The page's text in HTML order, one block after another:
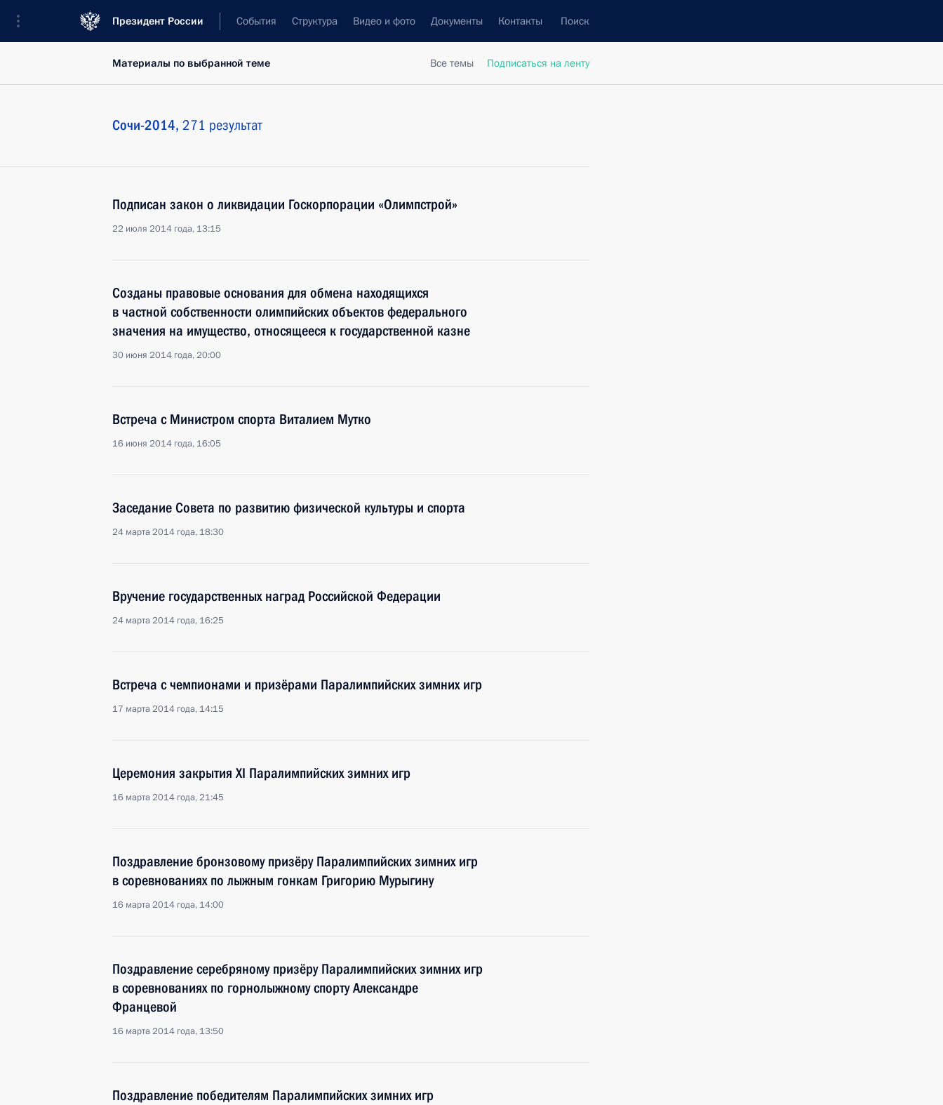
Президент России События Структура Видео и фото Документы Контакты Поиск
Все темы Подписаться на ленту
Материалы по выбранной теме
Сочи-2014, 271 результат
Подписан закон о ликвидации Госкорпорации «Олимпстрой»
22 июля 2014 года, 13:15
Созданы правовые основания для обмена находящихся
в частной собственности олимпийских объектов федерального
значения на имущество, относящееся к государственной казне
30 июня 2014 года, 20:00
Встреча с Министром спорта Виталием Мутко
16 июня 2014 года, 16:05
Заседание Совета по развитию физической культуры и спорта
24 марта 2014 года, 18:30
Вручение государственных наград Российской Федерации
24 марта 2014 года, 16:25
Встреча с чемпионами и призёрами Паралимпийских зимних игр
17 марта 2014 года, 14:15
Церемония закрытия XI Паралимпийских зимних игр
16 марта 2014 года, 21:45
Поздравление бронзовому призёру Паралимпийских зимних игр
в соревнованиях по лыжным гонкам Григорию Мурыгину
16 марта 2014 года, 14:00
Поздравление серебряному призёру Паралимпийских зимних игр
в соревнованиях по горнолыжному спорту Александре
Францевой
16 марта 2014 года, 13:50
Поздравление победителям Паралимпийских зимних игр